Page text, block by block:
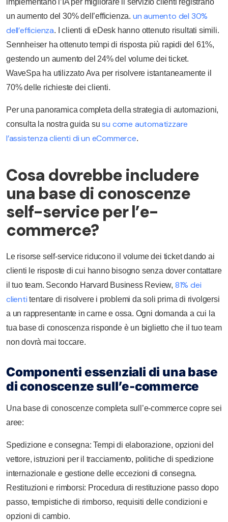
un aumento del 30% dell’efficienza. un aumento del 30%
dell’efficienza. I clienti di eDesk hanno ottenuto risultati simili.
Sennheiser ha ottenuto tempi di risposta più rapidi del 61%,
gestendo un aumento del 24% del volume dei ticket.
WaveSpa ha utilizzato Ava per risolvere istantaneamente il
70% delle richieste dei clienti.
Per una panoramica completa della strategia di automazioni,
consulta la nostra guida su su come automatizzare
l’assistenza clienti di un eCommerce.
Cosa dovrebbe includere
una base di conoscenze
self-service per l’e-
commerce?
Le risorse self-service riducono il volume dei ticket dando ai
clienti le risposte di cui hanno bisogno senza dover contattare
il tuo team. Secondo Harvard Business Review, 81% dei
clienti tentare di risolvere i problemi da soli prima di rivolgersi
a un rappresentante in carne e ossa. Ogni domanda a cui la
tua base di conoscenza risponde è un biglietto che il tuo team
non dovrà mai toccare.
Componenti essenziali di una base
di conoscenze sull’e-commerce
Una base di conoscenze completa sull’e-commerce copre sei
aree:
Spedizione e consegna: Tempi di elaborazione, opzioni del
vettore, istruzioni per il tracciamento, politiche di spedizione
internazionale e gestione delle eccezioni di consegna.
Restituzioni e rimborsi: Procedura di restituzione passo dopo
passo, tempistiche di rimborso, requisiti delle condizioni e
opzioni di cambio.